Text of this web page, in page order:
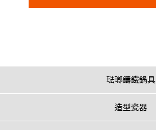
琺瑯鑄鐵鍋具
造型瓷器